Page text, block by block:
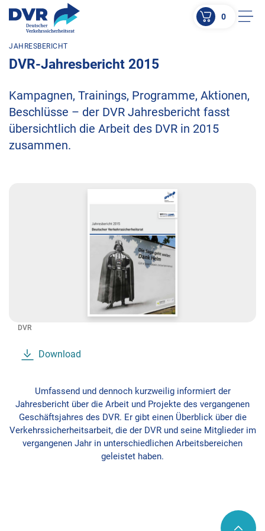
ZUM HAUPTINHALT SPRINGEN
ZUR SUCHE SPRINGEN
0
JAHRESBERICHT
DVR-Jahresbericht 2015
Kampagnen, Trainings, Programme, Aktionen,
Beschlüsse – der DVR Jahresbericht fasst
übersichtlich die Arbeit des DVR in 2015
zusammen.
DVR
Download
Umfassend und dennoch kurzweilig informiert der
Jahresbericht über die Arbeit und Projekte des vergangenen
Geschäftsjahres des DVR. Er gibt einen Überblick über die
Verkehrssicherheitsarbeit, die der DVR und seine Mitglieder im
vergangenen Jahr in unterschiedlichen Arbeitsbereichen
geleistet haben.